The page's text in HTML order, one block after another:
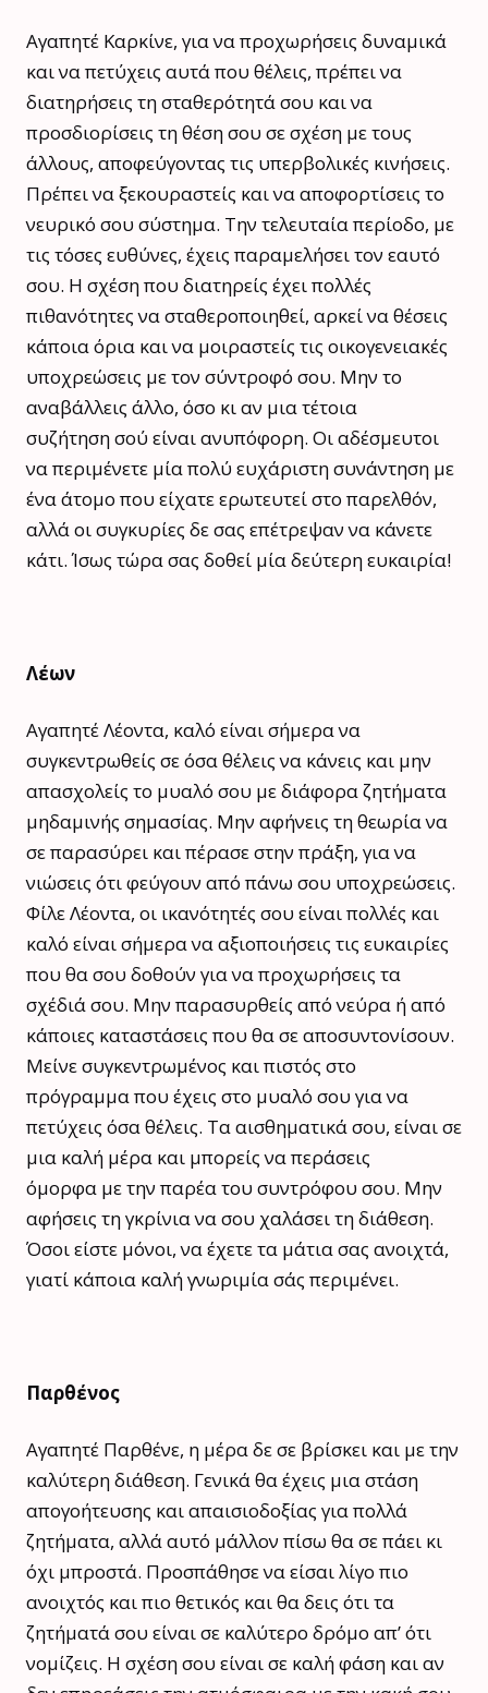
Αγαπητέ Καρκίνε, για να προχωρήσεις δυναμικά
και να πετύχεις αυτά που θέλεις, πρέπει να
διατηρήσεις τη σταθερότητά σου και να
προσδιορίσεις τη θέση σου σε σχέση με τους
άλλους, αποφεύγοντας τις υπερβολικές κινήσεις.
Πρέπει να ξεκουραστείς και να αποφορτίσεις το
νευρικό σου σύστημα. Την τελευταία περίοδο, με
τις τόσες ευθύνες, έχεις παραμελήσει τον εαυτό
σου. Η σχέση που διατηρείς έχει πολλές
πιθανότητες να σταθεροποιηθεί, αρκεί να θέσεις
κάποια όρια και να μοιραστείς τις οικογενειακές
υποχρεώσεις με τον σύντροφό σου. Μην το
αναβάλλεις άλλο, όσο κι αν μια τέτοια
συζήτηση σού είναι ανυπόφορη. Οι αδέσμευτοι
να περιμένετε μία πολύ ευχάριστη συνάντηση με
ένα άτομο που είχατε ερωτευτεί στο παρελθόν,
αλλά οι συγκυρίες δε σας επέτρεψαν να κάνετε
κάτι. Ίσως τώρα σας δοθεί μία δεύτερη ευκαιρία!
Λέων
Αγαπητέ Λέοντα, καλό είναι σήμερα να
συγκεντρωθείς σε όσα θέλεις να κάνεις και μην
απασχολείς το μυαλό σου με διάφορα ζητήματα
μηδαμινής σημασίας. Μην αφήνεις τη θεωρία να
σε παρασύρει και πέρασε στην πράξη, για να
νιώσεις ότι φεύγουν από πάνω σου υποχρεώσεις.
Φίλε Λέοντα, οι ικανότητές σου είναι πολλές και
καλό είναι σήμερα να αξιοποιήσεις τις ευκαιρίες
που θα σου δοθούν για να προχωρήσεις τα
σχέδιά σου. Μην παρασυρθείς από νεύρα ή από
κάποιες καταστάσεις που θα σε αποσυντονίσουν.
Μείνε συγκεντρωμένος και πιστός στο
πρόγραμμα που έχεις στο μυαλό σου για να
πετύχεις όσα θέλεις. Τα αισθηματικά σου, είναι σε
μια καλή μέρα και μπορείς να περάσεις
όμορφα με την παρέα του συντρόφου σου. Μην
αφήσεις τη γκρίνια να σου χαλάσει τη διάθεση.
Όσοι είστε μόνοι, να έχετε τα μάτια σας ανοιχτά,
γιατί κάποια καλή γνωριμία σάς περιμένει.
Παρθένος
Αγαπητέ Παρθένε, η μέρα δε σε βρίσκει και με την
καλύτερη διάθεση. Γενικά θα έχεις μια στάση
απογοήτευσης και απαισιοδοξίας για πολλά
ζητήματα, αλλά αυτό μάλλον πίσω θα σε πάει κι
όχι μπροστά. Προσπάθησε να είσαι λίγο πιο
ανοιχτός και πιο θετικός και θα δεις ότι τα
ζητήματά σου είναι σε καλύτερο δρόμο απ’ ότι
νομίζεις. Η σχέση σου είναι σε καλή φάση και αν